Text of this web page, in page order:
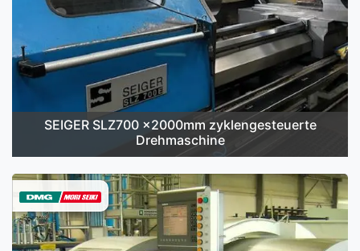
SEIGER SLZ700 x2000mm zyklengesteuerte
Drehmaschine